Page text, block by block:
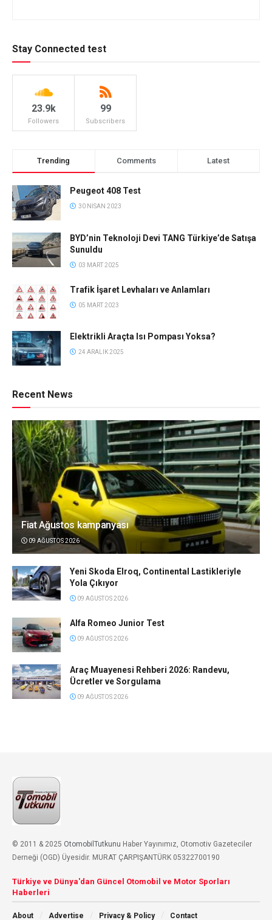
Stay Connected test
23.9k
Followers
99
Subscribers
Trending Comments Latest
Peugeot 408 Test
30 NISAN 2023
BYD’nin Teknoloji Devi TANG Türkiye’de Satışa
Sunuldu
03 MART 2025
Trafik İşaret Levhaları ve Anlamları
05 MART 2023
Elektrikli Araçta Isı Pompası Yoksa?
24 ARALIK 2025
Recent News
Fiat Ağustos kampanyası
09 AĞUSTOS 2026
Yeni Skoda Elroq, Continental Lastikleriyle
Yola Çıkıyor
09 AĞUSTOS 2026
Alfa Romeo Junior Test
09 AĞUSTOS 2026
Araç Muayenesi Rehberi 2026: Randevu,
Ücretler ve Sorgulama
09 AĞUSTOS 2026
© 2011 & 2025 OtomobilTutkunu Haber Yayınımız, Otomotiv Gazeteciler
Derneği (OGD) Üyesidir. MURAT ÇARPIŞANTÜRK 05322700190
Türkiye ve Dünya'dan Güncel Otomobil ve Motor Sporları
Haberleri
About Advertise Privacy & Policy Contact